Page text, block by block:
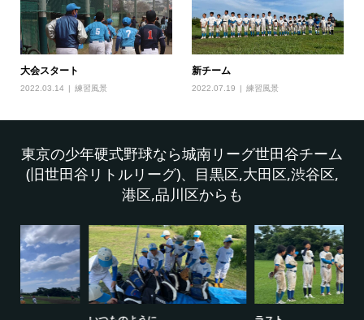
大会スタート
2022.03.14 練習風景
新チーム
2022.07.19 練習風景
東京の少年硬式野球なら城南リーグ世田谷チーム
(旧世田谷リトルリーグ)、目黒区,大田区,渋谷区,
港区,品川区からも